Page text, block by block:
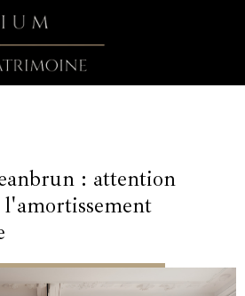
: attention
l'amortissement